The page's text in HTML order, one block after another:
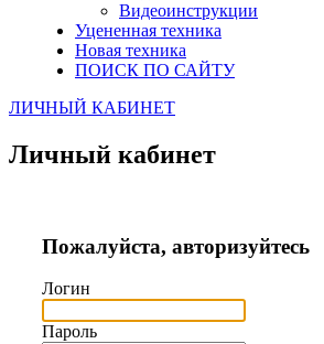
Видеоинструкции
Уцененная техника
Новая техника
ПОИСК ПО САЙТУ
ЛИЧНЫЙ КАБИНЕТ
Личный кабинет
Пожалуйста, авторизуйтесь
Логин
Пароль